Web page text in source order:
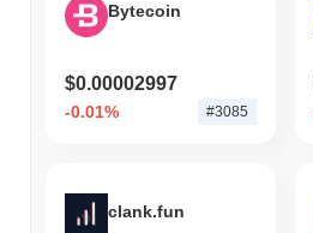
Bytecoin
$0.00002997
-0.01% #3085
clank.fun